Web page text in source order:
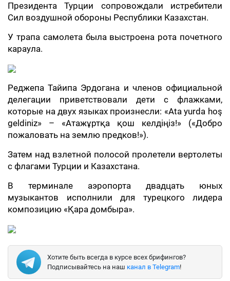
Президента Турции сопровождали истребители
Сил воздушной обороны Республики Казахстан.
У трапа самолета была выстроена рота почетного
караула.
Реджепа Тайипа Эрдогана и членов официальной
делегации приветствовали дети с флажками,
которые на двух языках произнесли: «Ata yurda hoş
geldiniz» – «Атажұртқа қош келдіңіз!» («Добро
пожаловать на землю предков!»).
Затем над взлетной полосой пролетели вертолеты
с флагами Турции и Казахстана.
В терминале аэропорта двадцать юных
музыкантов исполнили для турецкого лидера
композицию «Қара домбыра».
Хотите быть всегда в курсе всех брифингов?
Подписывайтесь на наш канал в Telegram!